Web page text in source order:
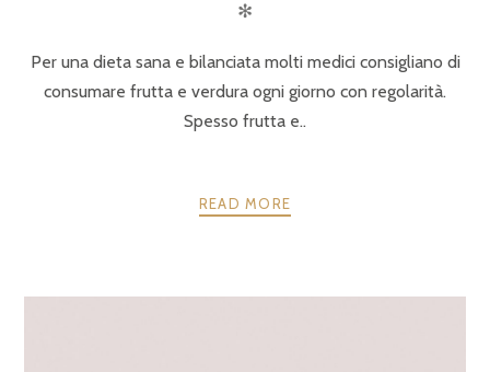
✻
Per una dieta sana e bilanciata molti medici consigliano di
consumare frutta e verdura ogni giorno con regolarità.
Spesso frutta e..
READ MORE